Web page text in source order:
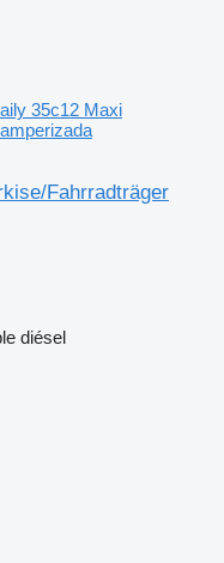
35c12 Maxi
Fahrradträger
diésel